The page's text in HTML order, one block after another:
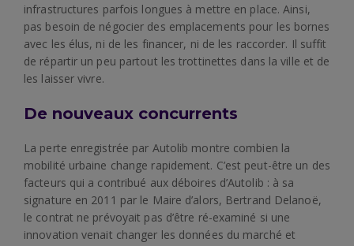
infrastructures parfois longues à mettre en place. Ainsi,
pas besoin de négocier des emplacements pour les bornes
avec les élus, ni de les financer, ni de les raccorder. Il suffit
de répartir un peu partout les trottinettes dans la ville et de
les laisser vivre.
De nouveaux concurrents
La perte enregistrée par Autolib montre combien la
mobilité urbaine change rapidement. C’est peut-être un des
facteurs qui a contribué aux déboires d’Autolib : à sa
signature en 2011 par le Maire d’alors, Bertrand Delanoë,
le contrat ne prévoyait pas d’être ré-examiné si une
innovation venait changer les données du marché et